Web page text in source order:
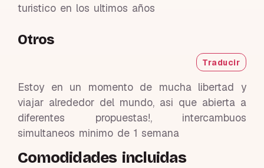
turistico en los ultimos años
Otros
Traducir
Estoy en un momento de mucha libertad y
viajar alrededor del mundo, asi que abierta a
diferentes propuestas!, intercambuos
simultaneos minimo de 1 semana
Comodidades incluidas